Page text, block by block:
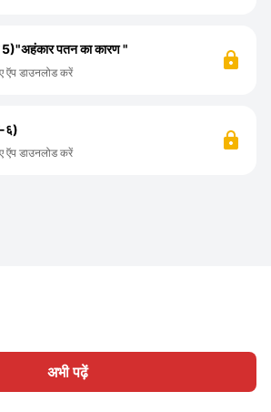
अभी पढ़ें
5)"अहंकार पतन का कारण "
ऍप डाउनलोड करें
६)
ऍप डाउनलोड करें
लिखिए लेख साइन इन